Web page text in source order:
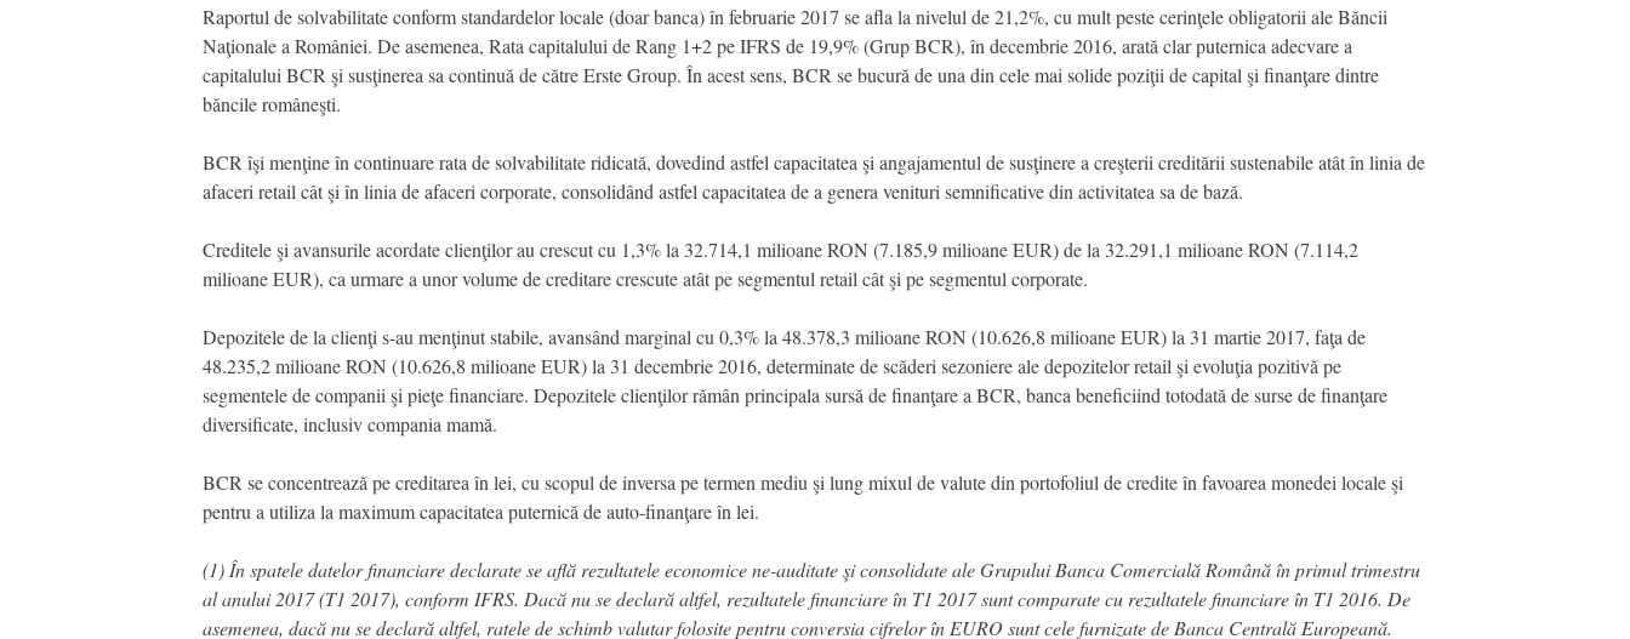
Raportul de solvabilitate conform standardelor locale (doar banca) în februarie 2017 se afla la nivelul de 21,2%, cu mult peste cerinţele obligatorii ale Băncii
Naţionale a României. De asemenea, Rata capitalului de Rang 1+2 pe IFRS de 19,9% (Grup BCR), în decembrie 2016, arată clar puternica adecvare a
capitalului BCR şi susţinerea sa continuă de către Erste Group. În acest sens, BCR se bucură de una din cele mai solide poziţii de capital şi finanţare dintre
băncile româneşti.
BCR îşi menţine în continuare rata de solvabilitate ridicată, dovedind astfel capacitatea şi angajamentul de susţinere a creşterii creditării sustenabile atât în linia de
afaceri retail cât şi în linia de afaceri corporate, consolidând astfel capacitatea de a genera venituri semnificative din activitatea sa de bază.
Creditele şi avansurile acordate clienţilor au crescut cu 1,3% la 32.714,1 milioane RON (7.185,9 milioane EUR) de la 32.291,1 milioane RON (7.114,2
milioane EUR), ca urmare a unor volume de creditare crescute atât pe segmentul retail cât şi pe segmentul corporate.
Depozitele de la clienţi s-au menţinut stabile, avansând marginal cu 0,3% la 48.378,3 milioane RON (10.626,8 milioane EUR) la 31 martie 2017, faţa de
48.235,2 milioane RON (10.626,8 milioane EUR) la 31 decembrie 2016, determinate de scăderi sezoniere ale depozitelor retail şi evoluţia pozitivă pe
segmentele de companii şi pieţe financiare. Depozitele clienţilor rămân principala sursă de finanţare a BCR, banca beneficiind totodată de surse de finanţare
diversificate, inclusiv compania mamă.
BCR se concentrează pe creditarea în lei, cu scopul de inversa pe termen mediu şi lung mixul de valute din portofoliul de credite în favoarea monedei locale şi
pentru a utiliza la maximum capacitatea puternică de auto-finanţare în lei.
(1) În spatele datelor financiare declarate se află rezultatele economice ne-auditate şi consolidate ale Grupului Banca Comercială Română în primul trimestru
al anului 2017 (T1 2017), conform IFRS. Dacă nu se declară altfel, rezultatele financiare în T1 2017 sunt comparate cu rezultatele financiare în T1 2016. De
asemenea, dacă nu se declară altfel, ratele de schimb valutar folosite pentru conversia cifrelor în EURO sunt cele furnizate de Banca Centrală Europeană.